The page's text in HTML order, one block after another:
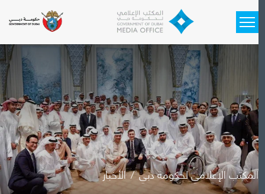
المكتب الإعلامي لحكومة دبي الأخبار